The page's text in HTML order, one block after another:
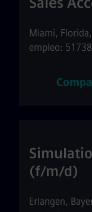
Miami, Florida,
empleo:
(f/m/d)
Erlangen,